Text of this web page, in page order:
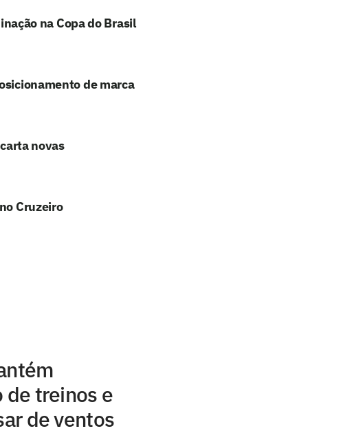
na Copa do Brasil
de marca
novas
Cruzeiro
de treinos e
de ventos